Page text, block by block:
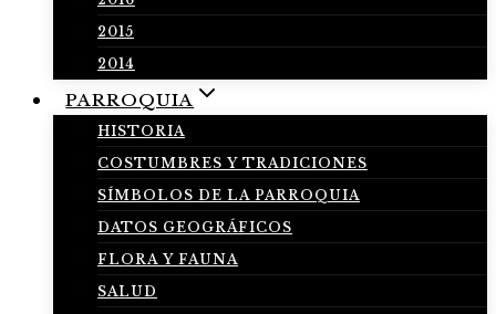
2015
2014
PARROQUIA
HISTORIA
COSTUMBRES Y TRADICIONES
SÍMBOLOS DE LA PARROQUIA
DATOS GEOGRÁFICOS
FLORA Y FAUNA
SALUD